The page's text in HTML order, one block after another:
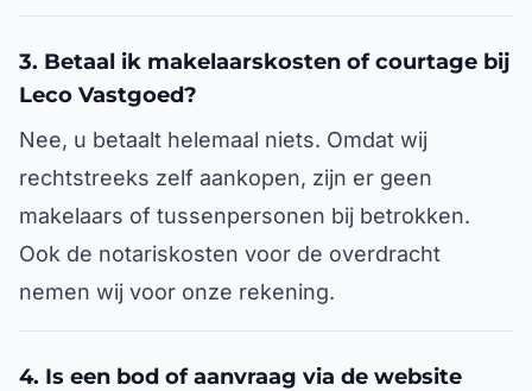
3. Betaal ik makelaarskosten of courtage bij
Leco Vastgoed?
Nee, u betaalt helemaal niets. Omdat wij
rechtstreeks zelf aankopen, zijn er geen
makelaars of tussenpersonen bij betrokken.
Ook de notariskosten voor de overdracht
nemen wij voor onze rekening.
4. Is een bod of aanvraag via de website